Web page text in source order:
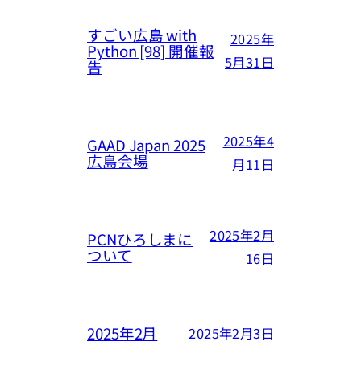
すごい広島 with
Python [98] 開催報
告
2025年
5月31日
GAAD Japan 2025
広島会場
2025年4
月11日
PCNひろしまに
ついて
2025年2月
16日
2025年2月 2025年2月3日